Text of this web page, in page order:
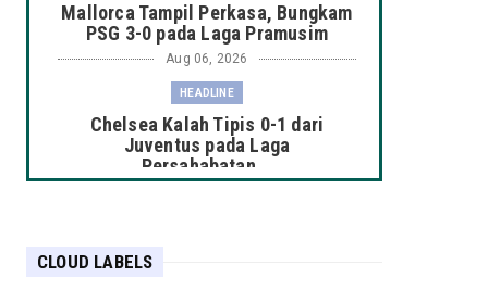
Mallorca Tampil Perkasa, Bungkam
PSG 3-0 pada Laga Pramusim
Aug 06, 2026
HEADLINE
Chelsea Kalah Tipis 0-1 dari
Juventus pada Laga
Persahabatan...
Manchester City Taklukkan K-
CLOUD LABELS